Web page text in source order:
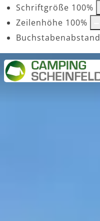
Schriftgröße 100%
Zeilenhöhe 100%
Buchstabenabstand